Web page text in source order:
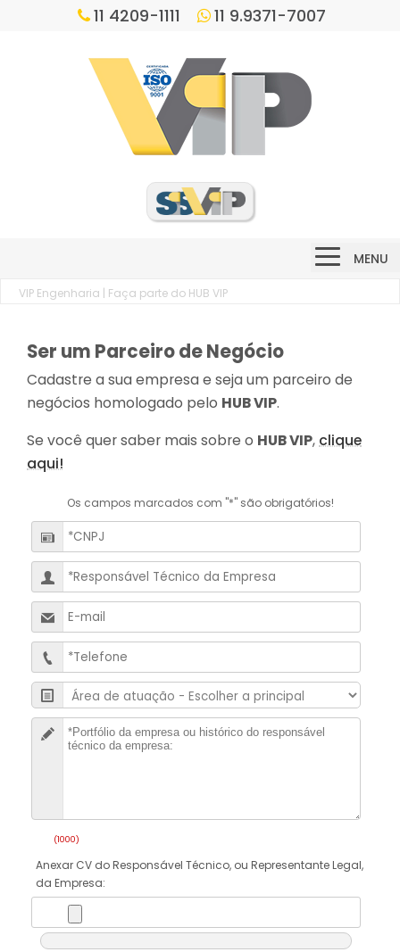
11 4209-1111 11 9.9371-7007
MENU
VIP Engenharia | Faça parte do HUB VIP
Ser um Parceiro de Negócio
Cadastre a sua empresa e seja um parceiro de
negócios homologado pelo HUB VIP.
Se você quer saber mais sobre o HUB VIP,clique
aqui!